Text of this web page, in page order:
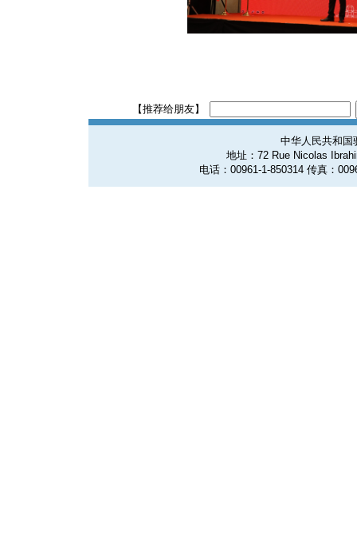
【推荐给朋友】
中华人民共和国
地址：72 Rue Nicolas
电话：00961-1-850314 传真：